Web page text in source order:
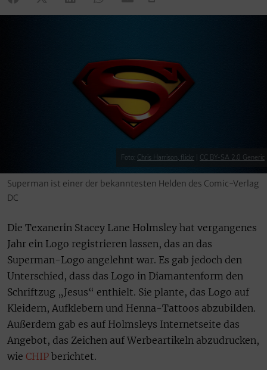
Foto: Chris Harrison, flickr CC BY-SA 2.0 Generic
Superman ist einer der bekanntesten Helden des Comic-Verlag
DC
Die Texanerin Stacey Lane Holmsley hat vergangenes
Jahr ein Logo registrieren lassen, das an das
Superman-Logo angelehnt war. Es gab jedoch den
Unterschied, dass das Logo in Diamantenform den
Schriftzug „Jesus“ enthielt. Sie plante, das Logo auf
Kleidern, Aufklebern und Henna-Tattoos abzubilden.
Außerdem gab es auf Holmsleys Internetseite das
Angebot, das Zeichen auf Werbeartikeln abzudrucken,
wie CHIP berichtet.